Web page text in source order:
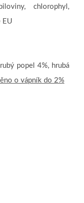
chlorophyl,
EU
popel 4%, hrubá
o vápník do 2%